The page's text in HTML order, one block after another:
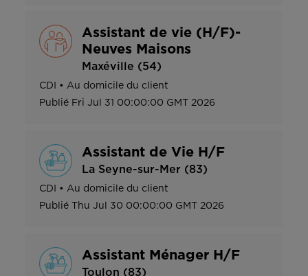
Assistant de vie (H/F)-
Neuves Maisons
Maxéville (54)
CDI • Au domicile du client
Publié Fri Jul 31 00:00:00 GMT 2026
Assistant de Vie H/F
La Seyne-sur-Mer (83)
CDI • Au domicile du client
Publié Thu Jul 30 00:00:00 GMT 2026
Assistant Ménager H/F
Toulon (83)